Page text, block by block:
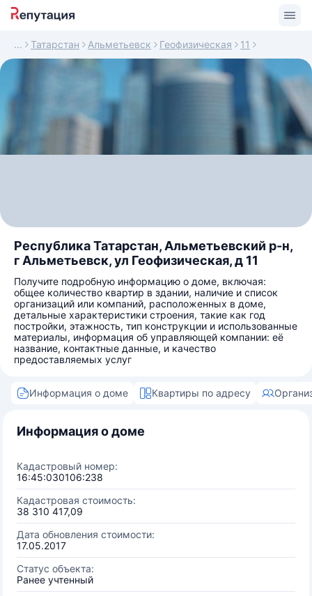
Татарстан Альметьевск Геофизическая 11
Республика Татарстан, Альметьевский р-н,
г Альметьевск, ул Геофизическая, д 11
Получите подробную информацию о доме, включая:
общее количество квартир в здании, наличие и список
организаций или компаний, расположенных в доме,
детальные характеристики строения, такие как год
постройки, этажность, тип конструкции и использованные
материалы, информация об управляющей компании: её
название, контактные данные, и качество
предоставляемых услуг
Информация о доме Квартиры по адресу
Информация о доме
Кадастровый номер:
16:45:030106:238
Кадастровая стоимость:
38 310 417,09
Дата обновления стоимости:
17.05.2017
Статус объекта:
Ранее учтенный